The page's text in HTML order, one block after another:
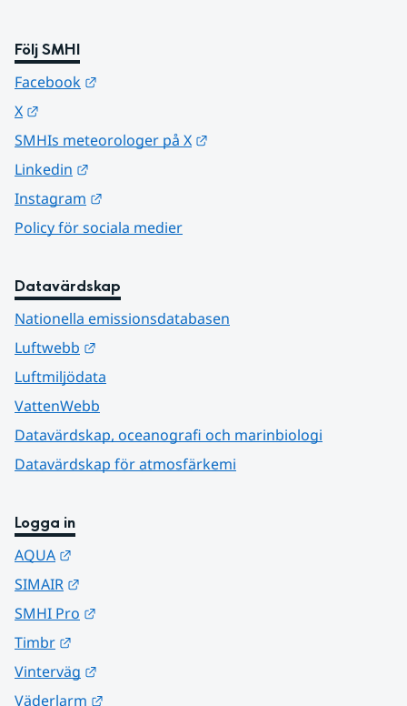
Följ SMHI
Facebook
X
SMHIs meteorologer på X
Linkedin
Instagram
Policy för sociala medier
Datavärdskap
Nationella emissionsdatabasen
Luftwebb
Luftmiljödata
VattenWebb
Datavärdskap, oceanografi och marinbiologi
Datavärdskap för atmosfärkemi
Logga in
AQUA
SIMAIR
SMHI Pro
Timbr
Vinterväg
Väderlarm